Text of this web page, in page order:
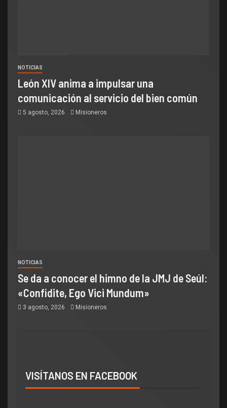
NOTICIAS
León XIV anima a impulsar una
comunicación al servicio del bien común
5 agosto, 2026 Misioneros
NOTICIAS
Se da a conocer el himno de la JMJ de Seúl:
«Confidite, Ego Vici Mundum»
3 agosto, 2026 Misioneros
VISÍTANOS EN FACEBOOK